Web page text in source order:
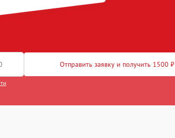
Отправить заявку и получить 1500 ₽